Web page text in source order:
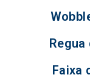
Regua
Faixa